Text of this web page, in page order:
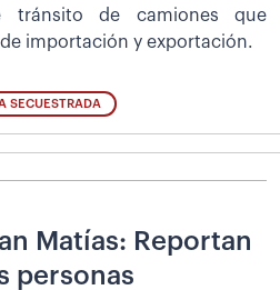
tránsito de camiones que
importación y exportación.
SECUESTRADA
Matías: Reportan
personas